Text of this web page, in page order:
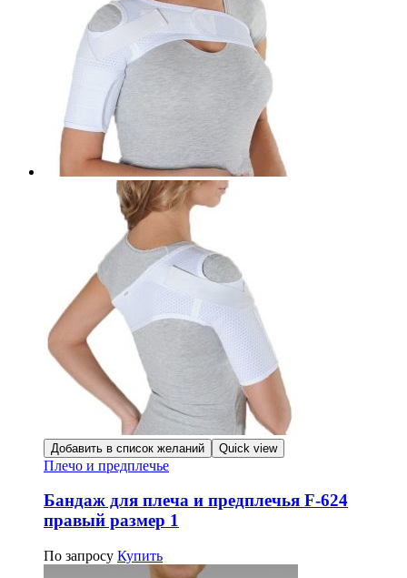
Добавить в список желаний Quick view
Плечо и предплечье
Бандаж для плеча и предплечья F-624
правый размер 1
По запросу Купить